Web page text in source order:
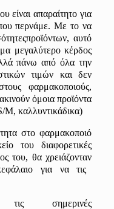
είναι απαραίτητο για
περνάμε. Με το να
προϊόντων, αυτό
μεγαλύτερο κέρδος
πάνω από όλα την
τιμών και δεν
φαρμακοποιούς,
όμοιαπροϊόντα
/M, καλλυντικάδικα)
στο φαρμακοποιό
του διαφορετικές
του, θαχρειάζονταν
για να τις
σημερινές